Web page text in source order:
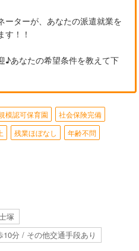
ーターが、あなたの派遣就業を
す！！
♪あなたの希望条件を教えて下
模認可保育園
社会保険完備
残業ほぼなし
年齢不問
塚
分 / その他交通手段あり